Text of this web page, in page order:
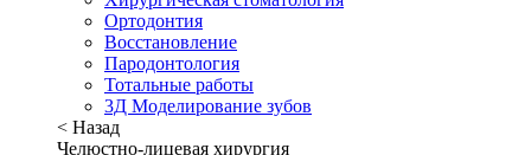
Ортодонтия
Восстановление
Пародонтология
Тотальные работы
3Д Моделирование зубов
< Назад
Челюстно-лицевая хирургия